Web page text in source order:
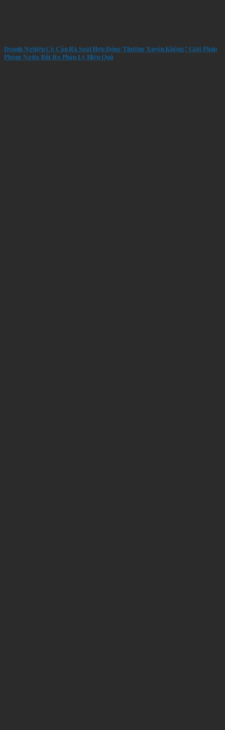
Doanh Nghiệp Có Cần Rà Soát Hợp Đồng Thường Xuyên Không? Giải Pháp
Phòng Ngừa Rủi Ro Pháp Lý Hiệu Quả